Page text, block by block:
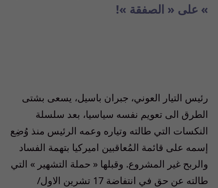
» على « الصفقة »!
رئيس التيار العوني، جبران باسيل، يسعى بشتى
الطرق الى تعويم نفسه سياسيا، بعد سلسلة
النكسات التي طالته وتياره وعمه الرئيس منذ وُضِع
إسمه على قائمة المُعاقبين اميركيا بتهمة الفساد
والربح غير المشروع. وقبلها « حملة التشهير » التي
طالته عن حق في انتفاضة 17 تشرين الاول
/